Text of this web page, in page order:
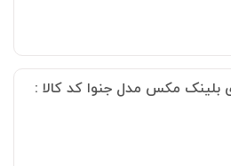
بلینک مکس مدل جنوا کد کالا :